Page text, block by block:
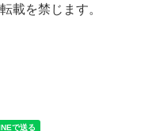
載を禁じます。